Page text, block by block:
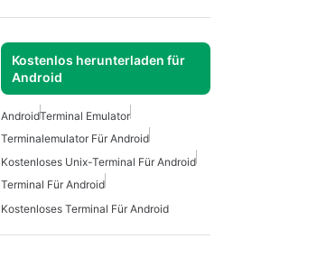
Kostenlos herunterladen für
Android
AndroidTerminal Emulator
Terminalemulator Für Android
Kostenloses Unix-Terminal Für Android
Terminal Für Android
Kostenloses Terminal Für Android